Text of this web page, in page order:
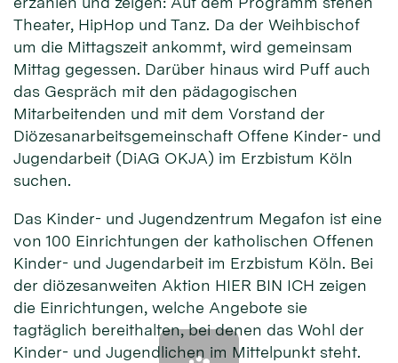
Theater, HipHop und Tanz. Da der Weihbischof
um die Mittagszeit ankommt, wird gemeinsam
Mittag gegessen. Darüber hinaus wird Puff auch
das Gespräch mit den pädagogischen
Mitarbeitenden und mit dem Vorstand der
Diözesanarbeitsgemeinschaft Offene Kinder- und
Jugendarbeit (DiAG OKJA) im Erzbistum Köln
suchen.
Das Kinder- und Jugendzentrum Megafon ist eine
von 100 Einrichtungen der katholischen Offenen
Kinder- und Jugendarbeit im Erzbistum Köln. Bei
der diözesanweiten Aktion HIER BIN ICH zeigen
die Einrichtungen, welche Angebote sie
tagtäglich bereithalten, bei denen das Wohl der
Kinder- und Jugendlichen im Mittelpunkt steht.